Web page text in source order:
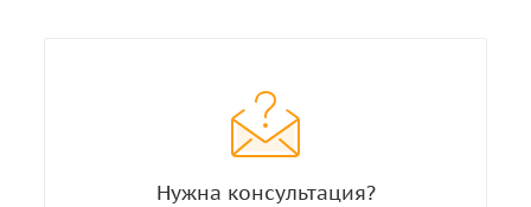
Нужна консультация?